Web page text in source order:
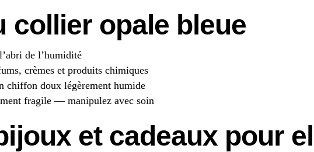
collier opale bleue
de l’humidité
crèmes et produits chimiques
chiffon doux légèrement humide
fragile — manipulez avec soin
et cadeaux pour